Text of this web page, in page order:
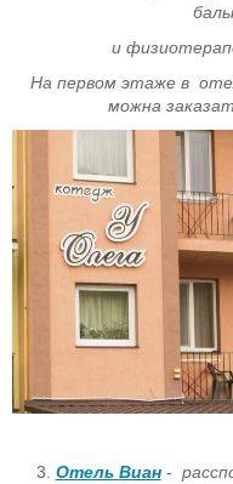
и
На первом этаже в
можна
3. Отель Виан -